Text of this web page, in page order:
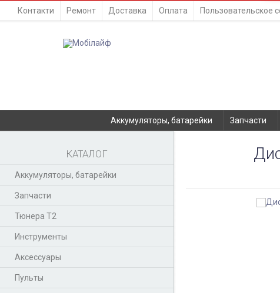
Контакти Ремонт Доставка Оплата Пользовательское
Аккумуляторы, батарейки Запчасти
КАТАЛОГ
Аккумуляторы, батарейки
Запчасти
Тюнера T2
Инструменты
Аксессуары
Пульты